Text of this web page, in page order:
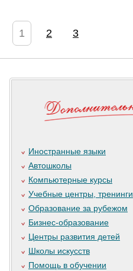
1 2 3
Иностранные языки
Автошколы
Компьютерные курсы
Учебные центры, тренинги
Образование за рубежом
Бизнес-образование
Центры развития детей
Школы искусств
Помощь в обучении